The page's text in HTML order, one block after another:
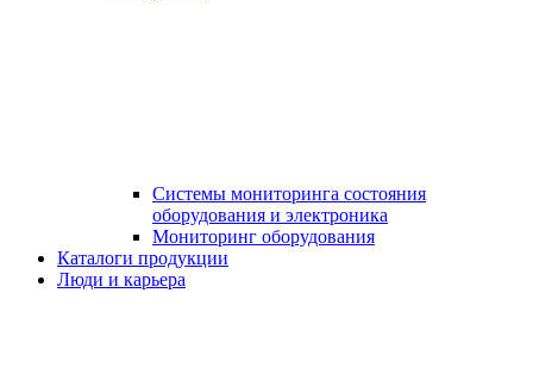
Системы мониторинга состояния
оборудования и электроника
Мониторинг оборудования
Каталоги продукции
Люди и карьера